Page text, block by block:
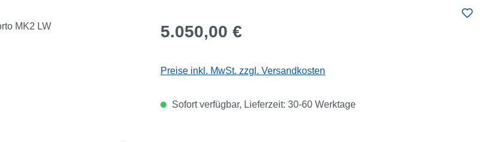
Regulärer Preis:
5.050,00 €
Preise inkl. MwSt. zzgl. Versandkosten
Sofort verfügbar, Lieferzeit: 30-60 Werktage